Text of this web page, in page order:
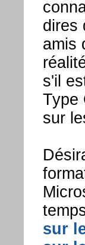
dires
amis
s'il
Type
sur
sur